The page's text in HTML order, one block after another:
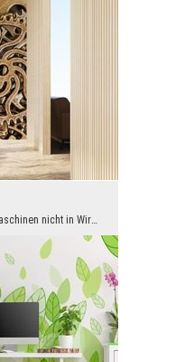
Jeder weiß, dass die Arbeit der Maschinen nicht in Wirkung eines Elementes besteht. Jedes Segment...